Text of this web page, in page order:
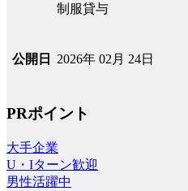
制服貸与
公開日 2026年 02月 24日
PRポイント
大手企業
U・Iターン歓迎
男性活躍中